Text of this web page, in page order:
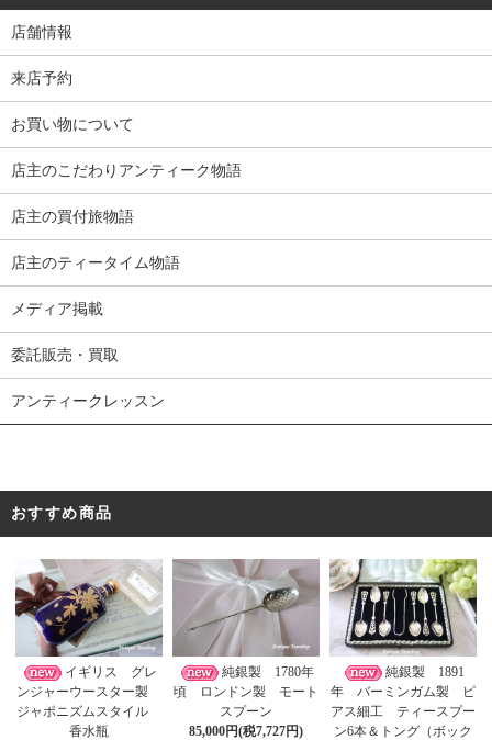
店舗情報
来店予約
お買い物について
店主のこだわりアンティーク物語
店主の買付旅物語
店主のティータイム物語
メディア掲載
委託販売・買取
アンティークレッスン
おすすめ商品
イギリス グレ
ンジャーウースター製
ジャポニズムスタイル
香水瓶
純銀製 1780年
頃 ロンドン製 モート
スプーン
85,000円(税7,727円)
純銀製 1891
年 バーミンガム製 ピ
アス細工 ティースプー
ン6本＆トング（ボック